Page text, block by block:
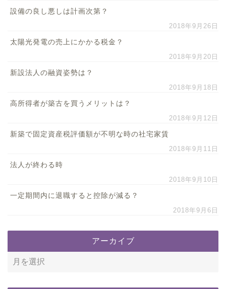
設備の良し悪しは計画次第？
2018年9月26日
太陽光発電の売上にかかる税金？
2018年9月20日
新設法人の融資姿勢は？
2018年9月18日
高所得者が築古を買うメリットは？
2018年9月12日
新築で固定資産税評価額が不明な時の社宅家賃
2018年9月11日
法人が終わる時
2018年9月10日
一定期間内に退職すると控除が減る？
2018年9月6日
アーカイブ